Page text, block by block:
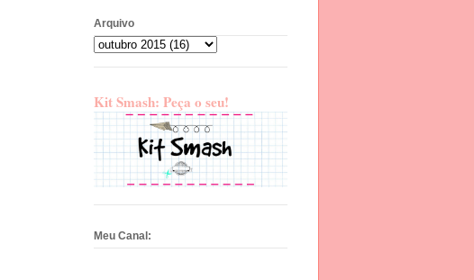
Arquivo
Kit Smash: Peça o seu!
Meu Canal: